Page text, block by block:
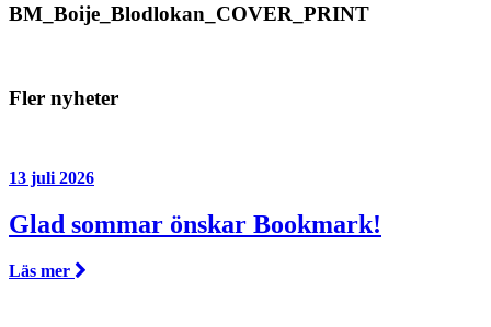
BM_Boije_Blodlokan_COVER_PRINT
Fler nyheter
13 juli 2026
Glad sommar önskar Bookmark!
Läs mer